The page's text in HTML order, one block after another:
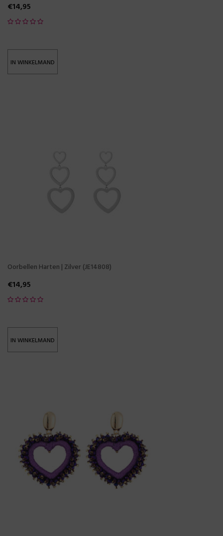
€14,95
IN WINKELMAND
Oorbellen Harten | Zilver (JE14808)
€14,95
IN WINKELMAND